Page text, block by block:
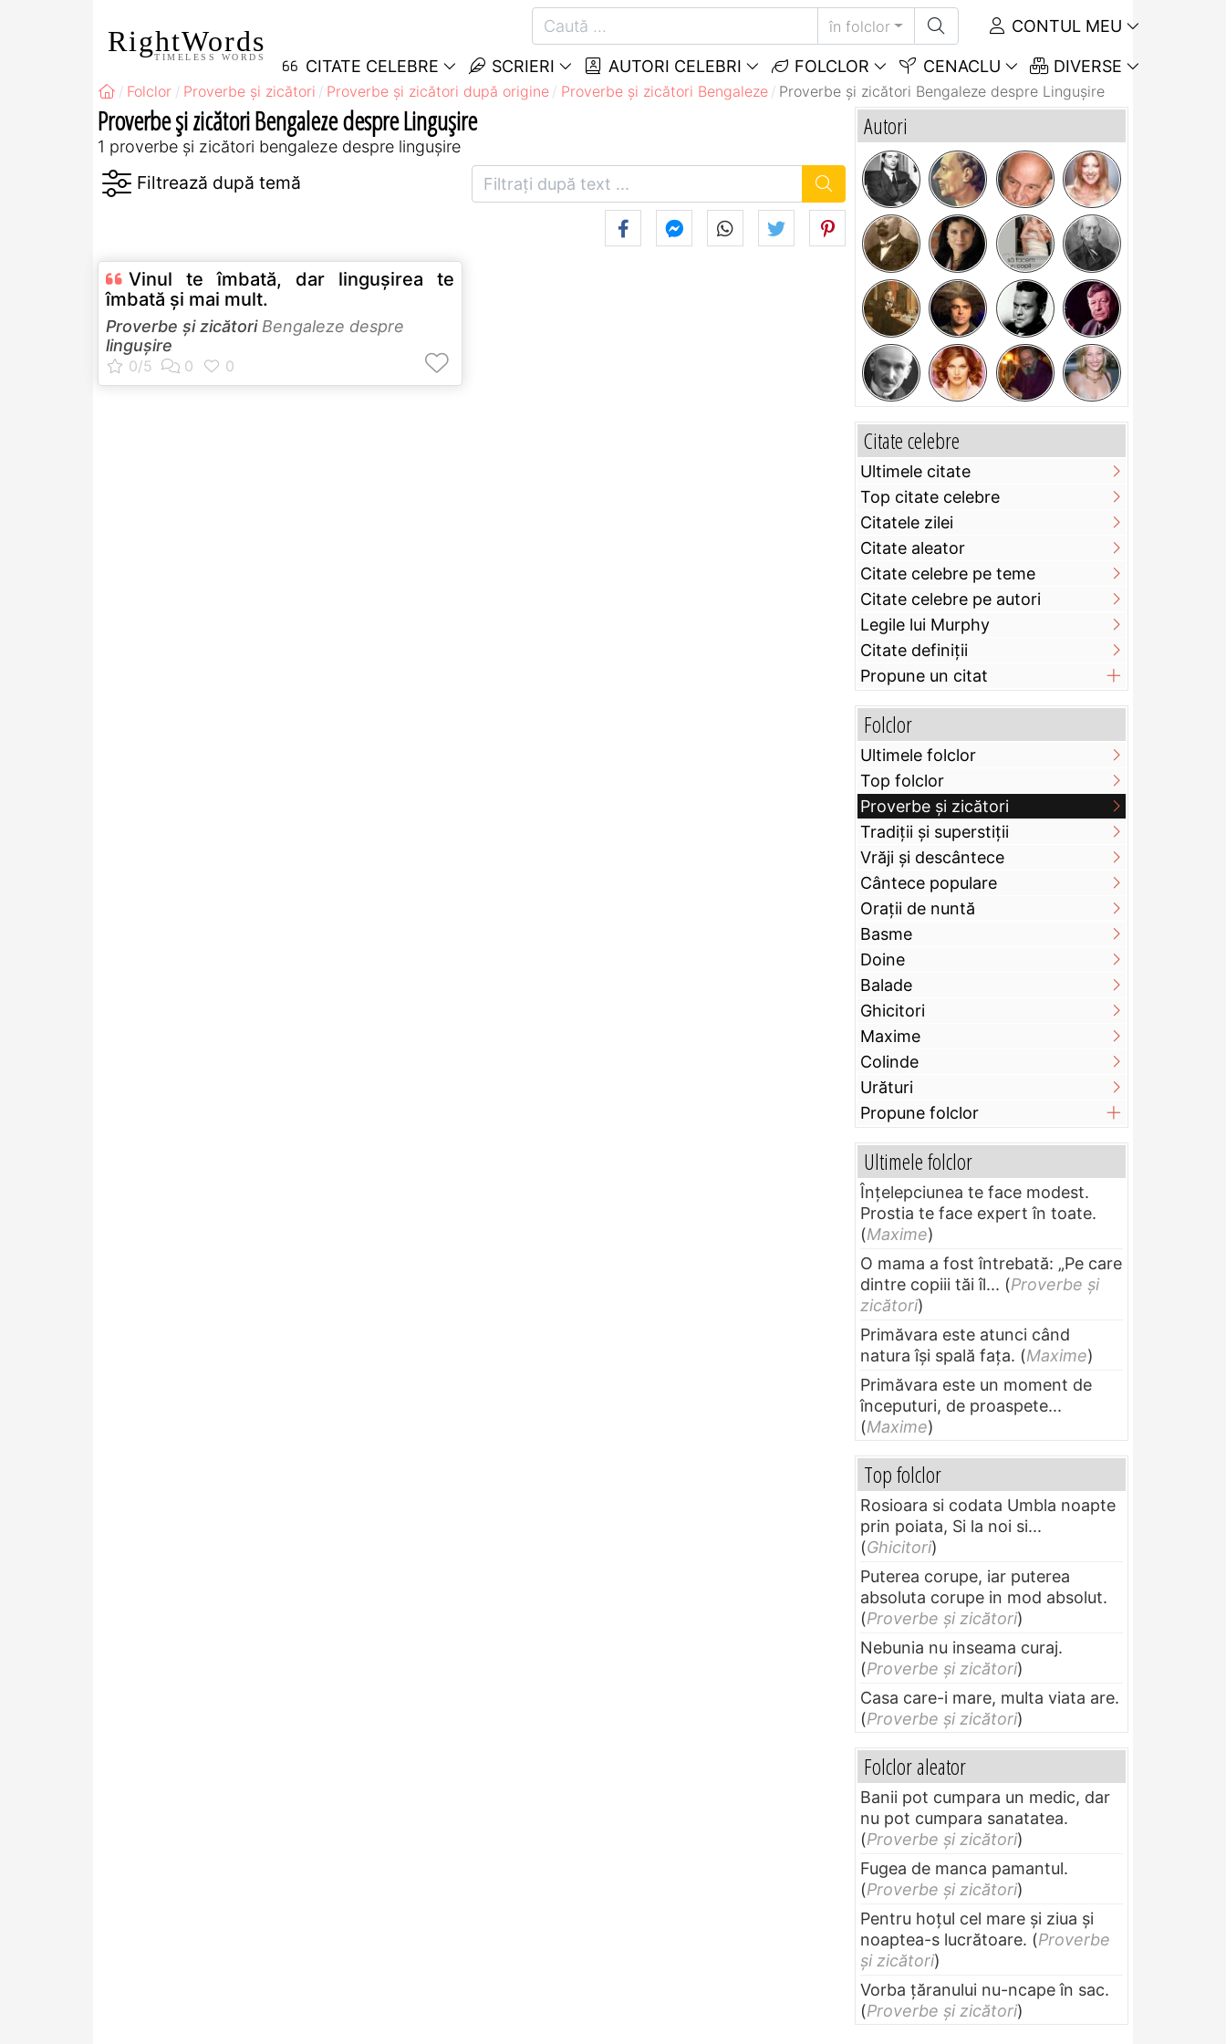
RightWords
TIMELESS WORDS
în folclor CONTUL MEU
CITATE CELEBRE SCRIERI AUTORI CELEBRI FOLCLOR CENACLU DIVERSE
Folclor Proverbe și zicători Proverbe și zicători după origine Proverbe și zicători Bengaleze Proverbe și zicători Bengaleze despre Lingușire
Proverbe și zicători Bengaleze despre Lingușire
1 proverbe și zicători bengaleze despre lingușire
Vinul te îmbată, dar linguşirea te
îmbată şi mai mult.
Proverbe și zicătoriBengaleze despre
lingușire
Autori
Citate celebre
Ultimele citate
Top citate celebre
Citatele zilei
Citate aleator
Citate celebre pe teme
Citate celebre pe autori
Legile lui Murphy
Citate definiţii
Propune un citat
Folclor
Ultimele folclor
Top folclor
Proverbe și zicători
Tradiții și superstiții
Vrăji și descântece
Cântece populare
Orații de nuntă
Basme
Doine
Balade
Ghicitori
Maxime
Colinde
Urături
Propune folclor
Ultimele folclor
Înțelepciunea te face modest.
Prostia te face expert în toate.
(Maxime)
O mama a fost întrebată: „Pe care
dintre copiii tăi îl... (Proverbe și
zicători)
Primăvara este atunci când
natura își spală fața. (Maxime)
Primăvara este un moment de
începuturi, de proaspete...
(Maxime)
Top folclor
Rosioara si codata Umbla noapte
prin poiata, Si la noi si...
(Ghicitori)
Puterea corupe, iar puterea
absoluta corupe in mod absolut.
(Proverbe și zicători)
Nebunia nu inseama curaj.
(Proverbe și zicători)
Casa care-i mare, multa viata are.
(Proverbe și zicători)
Folclor aleator
Banii pot cumpara un medic, dar
nu pot cumpara sanatatea.
(Proverbe și zicători)
Fugea de manca pamantul.
(Proverbe și zicători)
Pentru hoţul cel mare şi ziua şi
noaptea-s lucrătoare. (Proverbe
și zicători)
Vorba ţăranului nu-ncape în sac.
(Proverbe și zicători)